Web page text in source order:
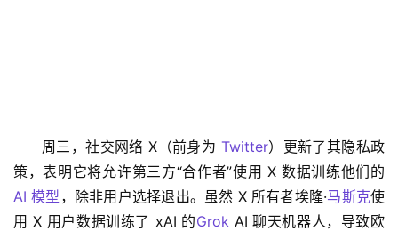
周三，社交网络 X（前身为 Twitter）更新了其隐私政
AI 模型 ，除非用户选择退出。虽然 X 所有者埃隆·马斯克使
用 X 用户数据训练了 xAI 的Grok AI 聊天机器人，导致欧